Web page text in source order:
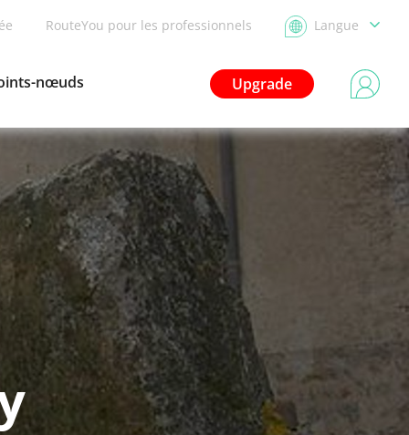
RouteYou pour les professionnels Langue
Upgrade
nœuds